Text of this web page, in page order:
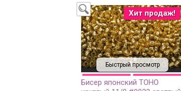
Быстрый просмотр
Хит продаж!
Бисер японский TOHO